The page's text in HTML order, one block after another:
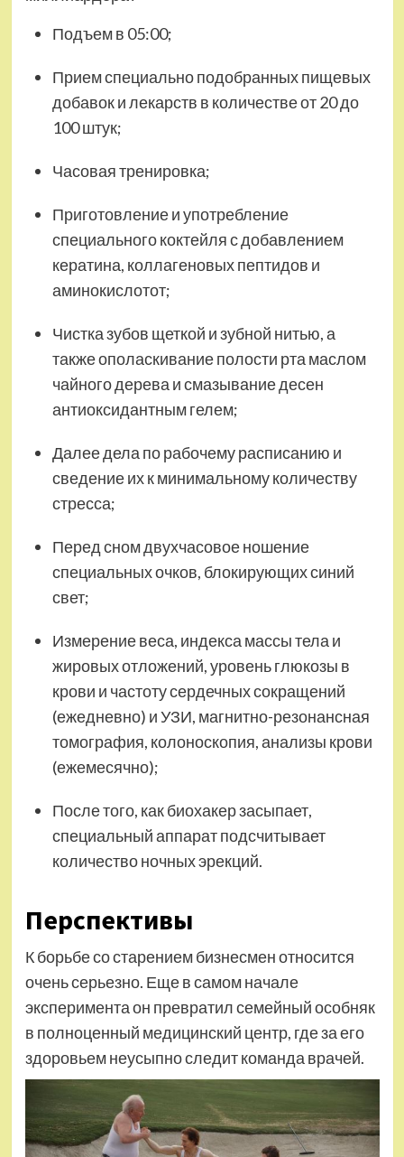
Подъем в 05:00;
Прием специально подобранных пищевых
добавок и лекарств в количестве от 20 до
100 штук;
Часовая тренировка;
Приготовление и употребление
специального коктейля с добавлением
кератина, коллагеновых пептидов и
аминокислотот;
Чистка зубов щеткой и зубной нитью, а
также ополаскивание полости рта маслом
чайного дерева и смазывание десен
антиоксидантным гелем;
Далее дела по рабочему расписанию и
сведение их к минимальному количеству
стресса;
Перед сном двухчасовое ношение
специальных очков, блокирующих синий
свет;
Измерение веса, индекса массы тела и
жировых отложений, уровень глюкозы в
крови и частоту сердечных сокращений
(ежедневно) и УЗИ, магнитно-резонансная
томография, колоноскопия, анализы крови
(ежемесячно);
После того, как биохакер засыпает,
специальный аппарат подсчитывает
количество ночных эрекций.
Перспективы
К борьбе со старением бизнесмен относится
очень серьезно. Еще в самом начале
эксперимента он превратил семейный особняк
в полноценный медицинский центр, где за его
здоровьем неусыпно следит команда врачей.